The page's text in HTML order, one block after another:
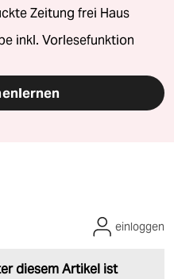
Zeitung frei Haus
inkl. Vorlesefunktion
diesem Artikel ist
einloggen